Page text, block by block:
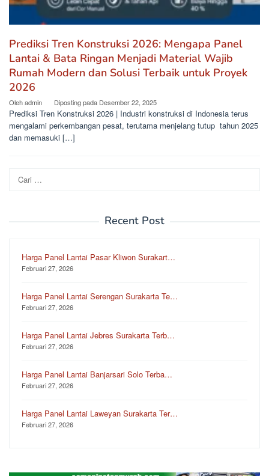
Prediksi Tren Konstruksi 2026: Mengapa Panel
Lantai & Bata Ringan Menjadi Material Wajib
Rumah Modern dan Solusi Terbaik untuk Proyek
2026
Olehadmin Diposting pada Desember 22, 2025
Prediksi Tren Konstruksi 2026 | Industri konstruksi di Indonesia terus
mengalami perkembangan pesat, terutama menjelang tutup tahun 2025
dan memasuki […]
Cari
untuk:
Recent Post
Harga Panel Lantai Pasar Kliwon Surakart…
Februari 27, 2026
Harga Panel Lantai Serengan Surakarta Te…
Februari 27, 2026
Harga Panel Lantai Jebres Surakarta Terb…
Februari 27, 2026
Harga Panel Lantai Banjarsari Solo Terba…
Februari 27, 2026
Harga Panel Lantai Laweyan Surakarta Ter…
Februari 27, 2026